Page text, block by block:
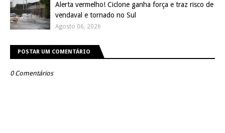
Alerta vermelho! Ciclone ganha força e traz risco de
vendaval e tornado no Sul
Agosto 06, 2026
POSTAR UM COMENTÁRIO
0 Comentários